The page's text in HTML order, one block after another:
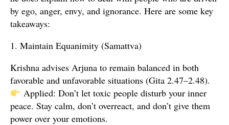
by ego, anger, envy, and ignorance. Here are some key
takeaways:
1. Maintain Equanimity (Samattva)
Krishna advises Arjuna to remain balanced in both
favorable and unfavorable situations (Gita 2.47–2.48).
Applied: Don’t let toxic people disturb your inner
peace. Stay calm, don’t overreact, and don’t give them
power over your emotions.